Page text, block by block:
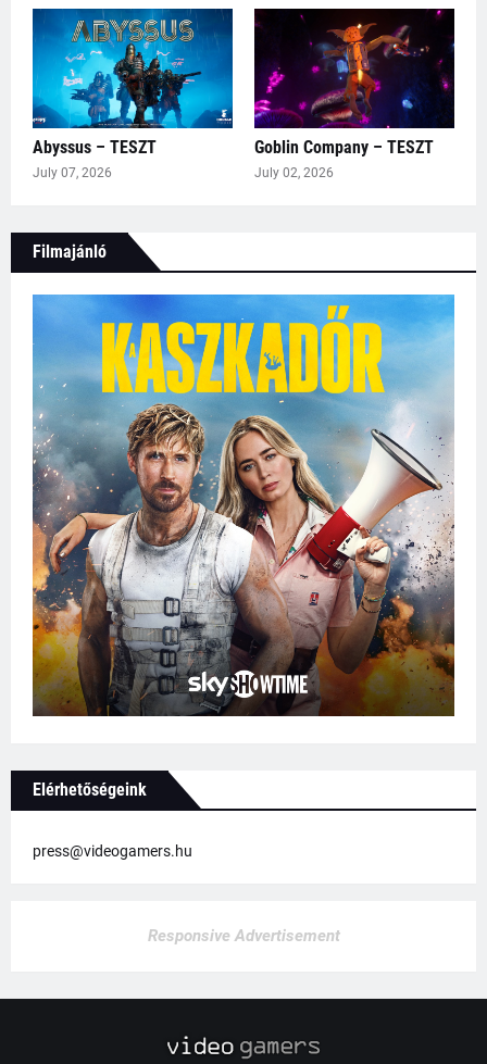
Abyssus – TESZT
July 07, 2026
Goblin Company – TESZT
July 02, 2026
Filmajánló
Elérhetőségeink
press@videogamers.hu
Responsive Advertisement